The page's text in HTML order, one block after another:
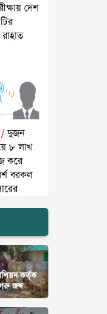
দেশ
দুজন
৮ লাখ
করে
বরকল
কর্তৃক
জব্দ